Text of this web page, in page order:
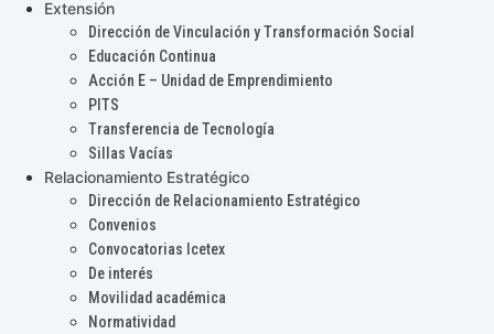
Extensión
Dirección de Vinculación y Transformación Social
Educación Continua
Acción E – Unidad de Emprendimiento
PITS
Transferencia de Tecnología
Sillas Vacías
Relacionamiento Estratégico
Dirección de Relacionamiento Estratégico
Convenios
Convocatorias Icetex
De interés
Movilidad académica
Normatividad